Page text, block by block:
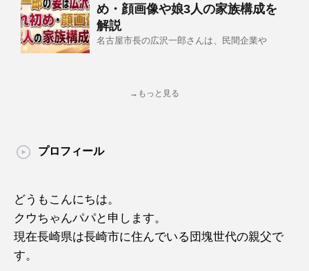
め・顔画像や娘3人の家族構成を
解説
名古屋市長の広沢一郎さんは、民間企業や
→もっと見る
プロフィール
どうもこんにちは。
クウちゃんパパと申します。
現在長崎県は長崎市に住んでいる団塊世代の親父で
す。